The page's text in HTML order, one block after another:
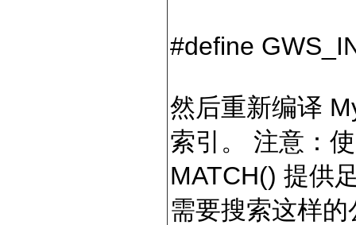
#define
然后重新编译
索引。 注意：
MATCH() 提供
需要搜索这样